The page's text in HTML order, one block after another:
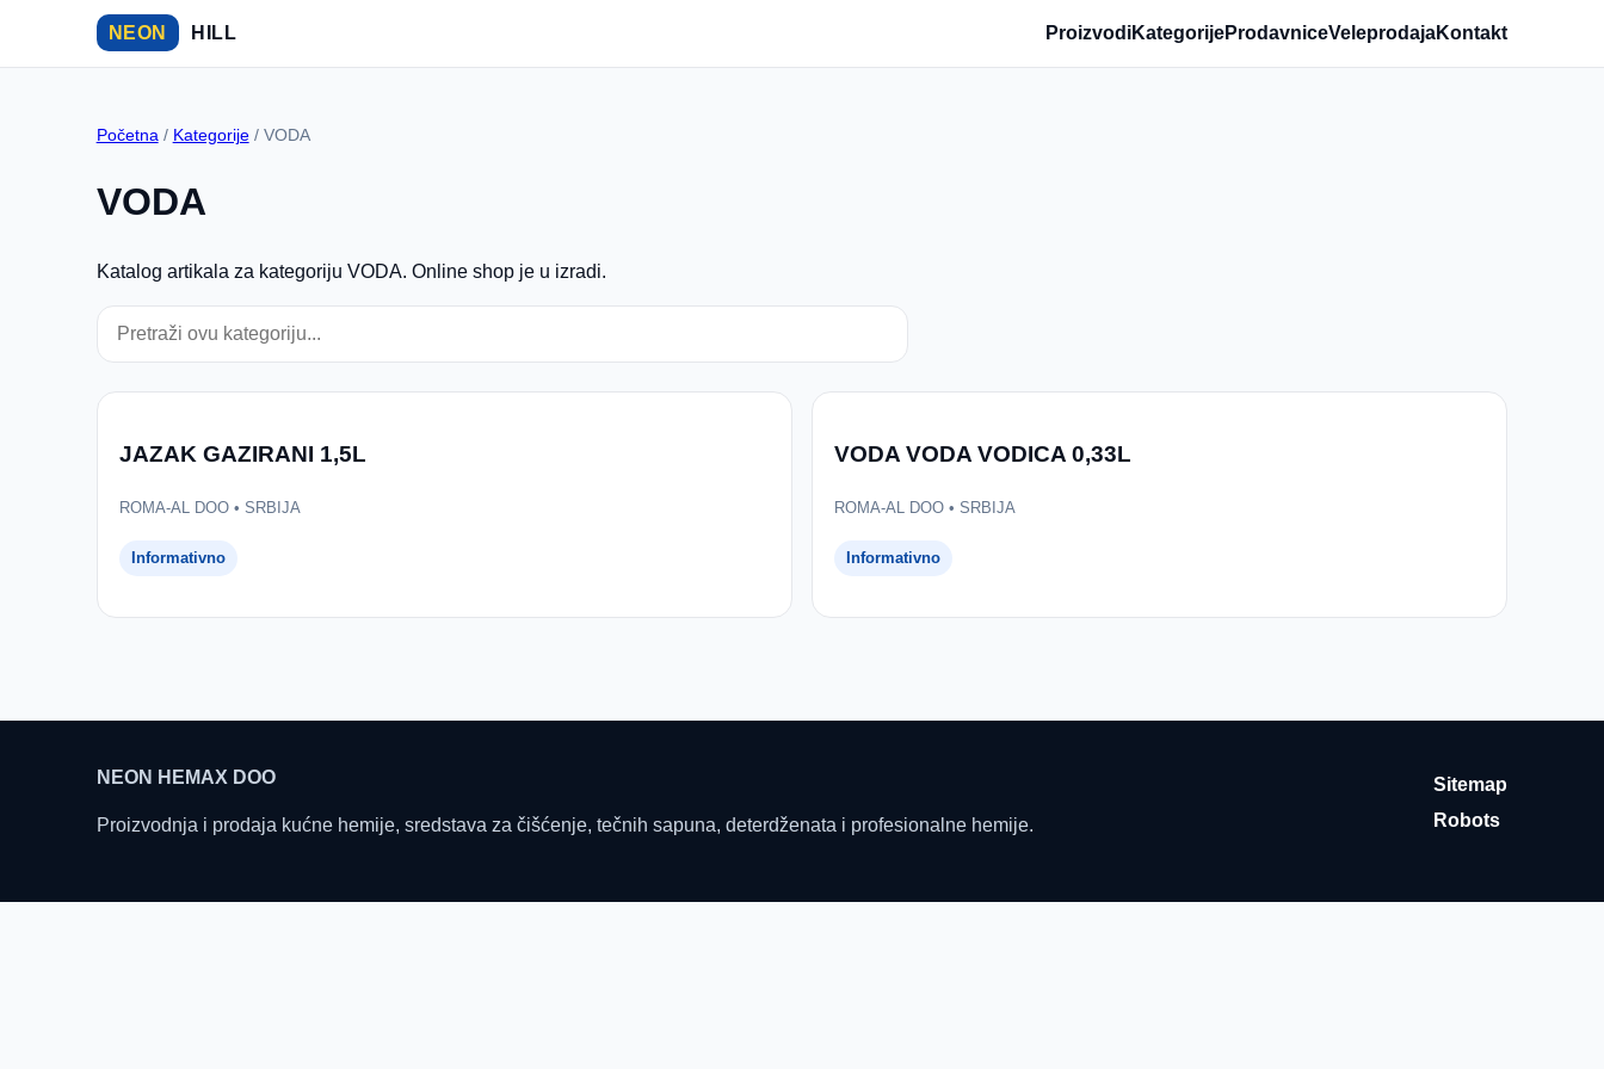
NEON HILL ProizvodiKategorijeProdavniceVeleprodajaKontakt
Početna / Kategorije/ VODA
VODA
Katalog artikala za kategoriju VODA. Online shop je u izradi.
JAZAK GAZIRANI 1,5L
ROMA-AL DOO • SRBIJA
Informativno
VODA VODA VODICA 0,33L
ROMA-AL DOO • SRBIJA
Informativno
NEON HEMAX DOO
Proizvodnja i prodaja kućne hemije, sredstava za čišćenje, tečnih sapuna, deterdženata i profesionalne hemije.
Sitemap
Robots